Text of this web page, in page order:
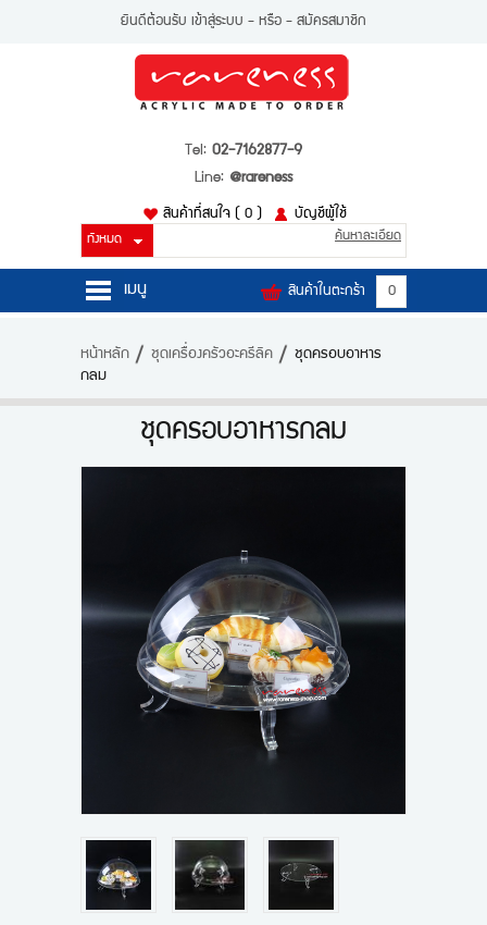
ยินดีต้อนรับ เข้าสู่ระบบ - หรือ - สมัครสมาชิก
Tel: 02-7162877-9
Line: @rareness
สินค้าที่สนใจ ( 0 ) บัญชีผู้ใช้
สินค้าในตะกร้า 0
ค้นหาละเอียด
เมนู
สินค้า
บัญชีผู้ใช้
หน้าหลัก ชุดเครื่องครัวอะครีลิค
ชุดครอบอาหาร
กลม
ชุดครอบอาหารกลม